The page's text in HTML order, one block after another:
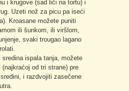
i krugove (sad liči na tortu) i
Uzeti nož za picu pa iseći
Kroasane možete puniti
ili šunkom, ili viršlom,
svaki trougao lagano
sredina ispala tanja, možete
od tri strane) pre
i razdvojiti zasečene